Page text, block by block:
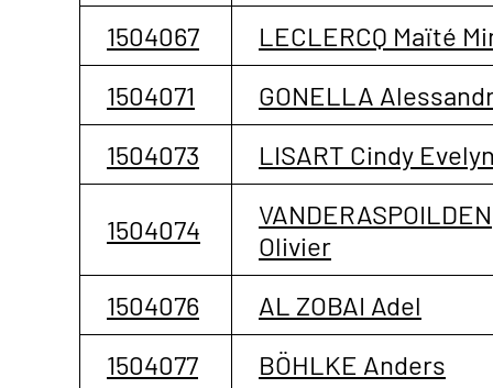
1504067
LECLERCQ Maïté
1504071
GONELLA
1504073
LISART Cindy
1504074
VANDERASPOILDEN
Olivier
1504076
AL ZOBAI Adel
1504077
BÖHLKE Anders